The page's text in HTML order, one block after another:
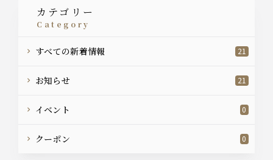
カテゴリー
category
すべての新着情報 21
お知らせ 21
イベント 0
クーポン 0